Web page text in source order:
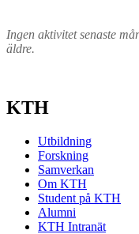
Ingen aktivitet senaste
äldre.
KTH
Utbildning
Forskning
Samverkan
Om KTH
Student på KTH
Alumni
KTH Intranät